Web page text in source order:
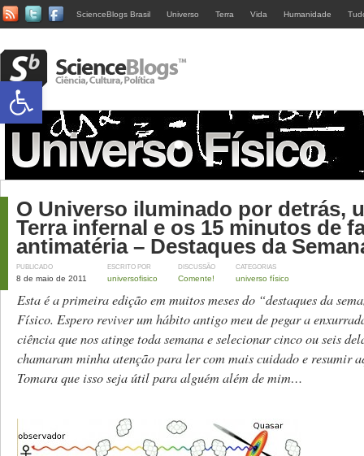
ScienceBlogs Brasil Universo Terra Vida Humanidade
O Universo iluminado por detrás,
Terra infernal e os 15 minutos de
antimatéria – Destaques da
PUBLICADO
8 de maio de 2011
ESCRITO POR
universofisico
DISCUSSÃO
Comente!
CATEGORIAS
universo físico
Esta é a primeira edição em muitos meses do “destaques da
Físico. Espero reviver um hábito antigo meu de pegar a
ciência que nos atinge toda semana e selecionar cinco ou seis
chamaram minha atenção para ler com mais cuidado e resumir
Tomara que isso seja útil para alguém além de mim…
Abrir a barra de ferramentas